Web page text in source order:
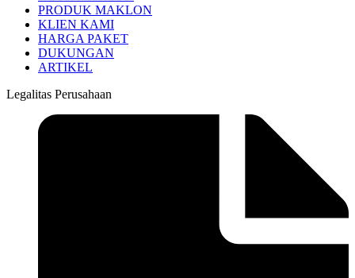
PRODUK MAKLON
KLIEN KAMI
HARGA PAKET
DUKUNGAN
ARTIKEL
Legalitas Perusahaan